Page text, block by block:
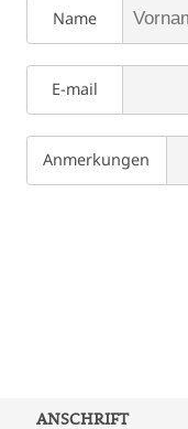
Name
E-mail
Anmerkungen
ANSCHRIFT